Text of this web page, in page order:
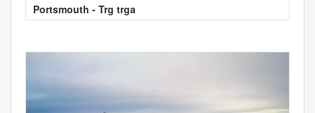
Portsmouth - Trg trga